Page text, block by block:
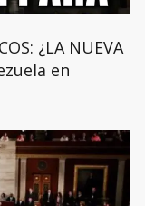
¿LA NUEVA
en